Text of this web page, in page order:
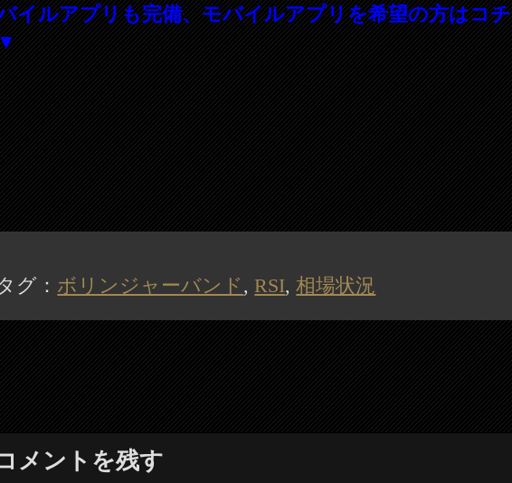
イルアプリも完備、モバイルアプリを希望の方はコチ
グ： ボリンジャーバンド ,RSI,相場状況
メントを残す